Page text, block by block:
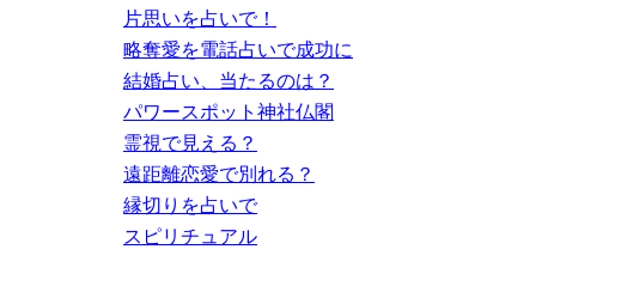
片思いを占いで！
略奪愛を電話占いで成功に
結婚占い、当たるのは？
パワースポット神社仏閣
霊視で見える？
遠距離恋愛で別れる？
縁切りを占いで
スピリチュアル